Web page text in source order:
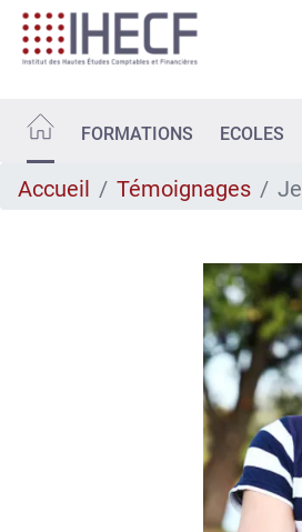
Aller
contenu
FORMATIONS ECOLES
Accueil Témoignages